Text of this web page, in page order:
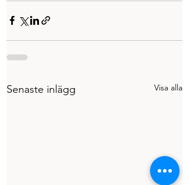
Senaste inlägg Visa alla